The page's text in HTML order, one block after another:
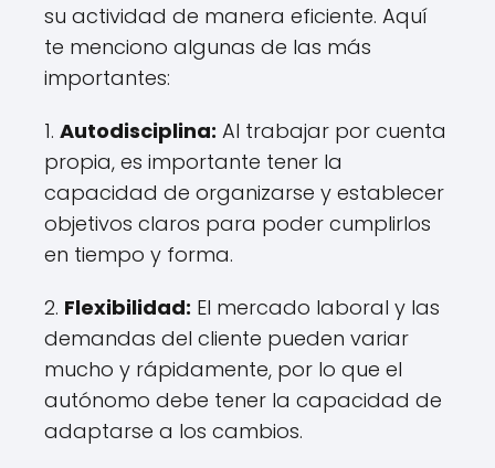
su actividad de manera eficiente. Aquí
te menciono algunas de las más
importantes:
1. Autodisciplina: Al trabajar por cuenta
propia, es importante tener la
capacidad de organizarse y establecer
objetivos claros para poder cumplirlos
en tiempo y forma.
2. Flexibilidad: El mercado laboral y las
demandas del cliente pueden variar
mucho y rápidamente, por lo que el
autónomo debe tener la capacidad de
adaptarse a los cambios.